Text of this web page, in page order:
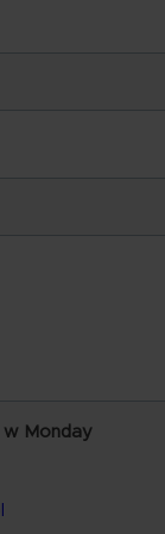
w Monday